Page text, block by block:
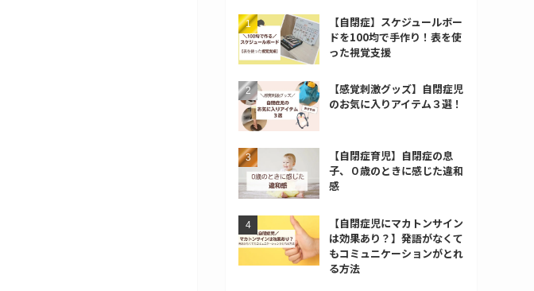
【自閉症】スケジュールボー
ドを100均で手作り！表を使
った視覚支援
【感覚刺激グッズ】自閉症児
のお気に入りアイテム３選！
【自閉症育児】自閉症の息
子、０歳のときに感じた違和
感
【自閉症児にマカトンサイン
は効果あり？】発語がなくて
もコミュニケーションがとれ
る方法